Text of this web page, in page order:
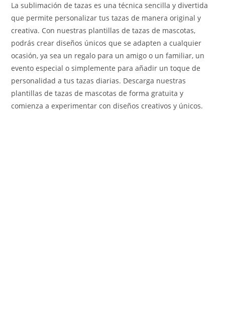
La sublimación de tazas es una técnica sencilla y divertida
que permite personalizar tus tazas de manera original y
creativa. Con nuestras plantillas de tazas de mascotas,
podrás crear diseños únicos que se adapten a cualquier
ocasión, ya sea un regalo para un amigo o un familiar, un
evento especial o simplemente para añadir un toque de
personalidad a tus tazas diarias. Descarga nuestras
plantillas de tazas de mascotas de forma gratuita y
comienza a experimentar con diseños creativos y únicos.